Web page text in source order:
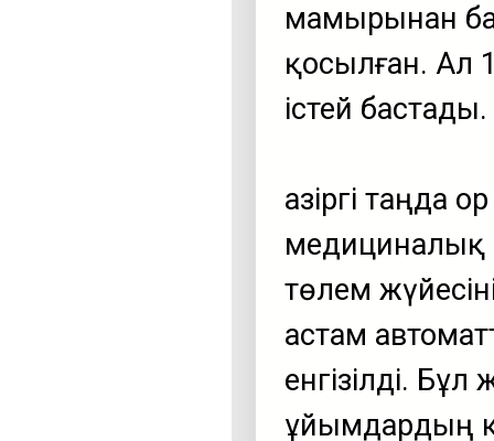
мамырынан
қосылған. Ал
істей бастады.
Қазіргі таңда
медициналық
төлем
астам
енгізілді.
ұйымдардың